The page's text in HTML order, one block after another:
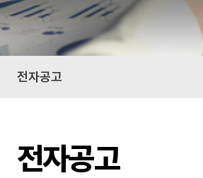
전자공고
전자공고